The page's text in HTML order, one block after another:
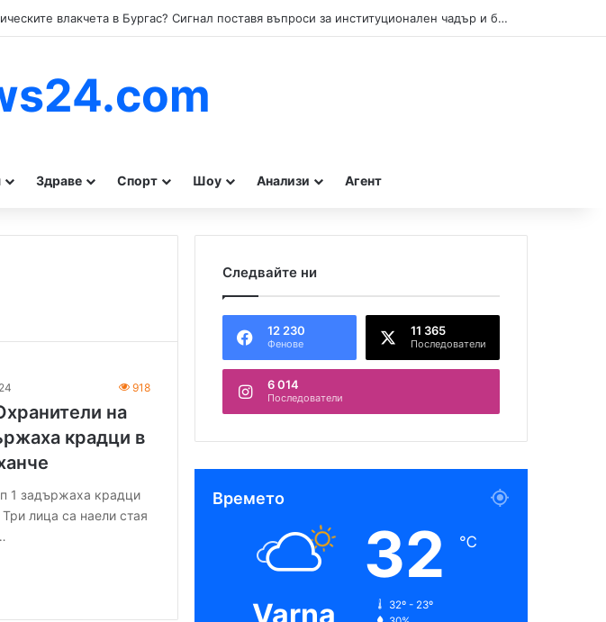
Кой прикрива нарушенията при туристическите влакчета в Бургас? Сигнал поставя въпроси за институционален чадър и бездействие на контролните органи.
Здраве Спорт Шоу Анализи Агент
918
на
крадци в
1 задържаха крадци
лица са наели стая
Следвайте ни
12 230
Фенове
11 365
Последователи
6 014
Последователи
Времето
Varna
32 ℃
32º - 23º